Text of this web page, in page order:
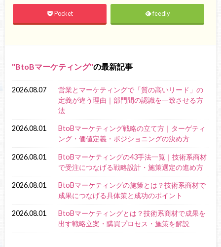
Pocket feedly
BtoBマーケティング の最新記事
2026.08.07
営業とマーケティングで「質の高いリード」の
定義が違う理由｜部門間の認識を一致させる方
法
2026.08.01
BtoBマーケティング戦略の立て方｜ターゲティ
ング・価値定義・ポジショニングの決め方
2026.08.01
BtoBマーケティングの43手法一覧｜技術系商材
で受注につなげる戦略設計・施策選定の進め方
2026.08.01
BtoBマーケティングの施策とは？技術系商材で
成果につなげる具体策と成功のポイント
2026.08.01
BtoBマーケティングとは？技術系商材で成果を
出す戦略立案・購買プロセス・施策を解説